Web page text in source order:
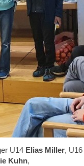
U14 Elias Miller, U16
Kuhn,